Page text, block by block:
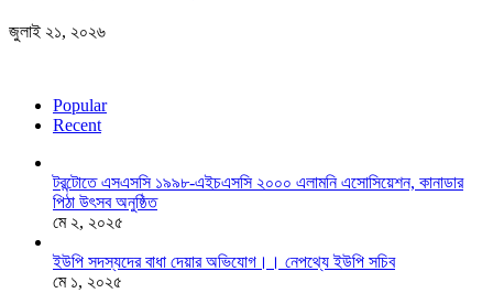
জুলাই ২১, ২০২৬
Popular
Recent
টরন্টোতে এসএসসি ১৯৯৮-এইচএসসি ২০০০ এলামনি এসোসিয়েশন, কানাডার
পিঠা উৎসব অনুষ্ঠিত
মে ২, ২০২৫
ইউপি সদস্যদের বাধা দেয়ার অভিযোগ।। নেপথ্যে ইউপি সচিব
মে ১, ২০২৫